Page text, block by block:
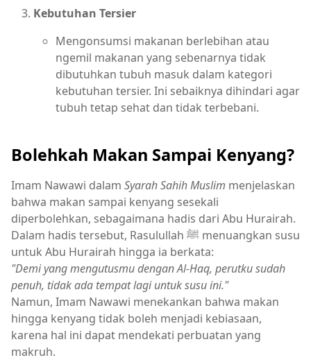
Kebutuhan Tersier
Mengonsumsi makanan berlebihan atau
ngemil makanan yang sebenarnya tidak
dibutuhkan tubuh masuk dalam kategori
kebutuhan tersier. Ini sebaiknya dihindari agar
tubuh tetap sehat dan tidak terbebani.
Bolehkah Makan Sampai Kenyang?
Imam Nawawi dalam Syarah Sahih Muslim menjelaskan
bahwa makan sampai kenyang sesekali
diperbolehkan, sebagaimana hadis dari Abu Hurairah.
Dalam hadis tersebut, Rasulullah ﷺ menuangkan susu
untuk Abu Hurairah hingga ia berkata:
"Demi yang mengutusmu dengan Al-Haq, perutku sudah
penuh, tidak ada tempat lagi untuk susu ini."
Namun, Imam Nawawi menekankan bahwa makan
hingga kenyang tidak boleh menjadi kebiasaan,
karena hal ini dapat mendekati perbuatan yang
makruh.